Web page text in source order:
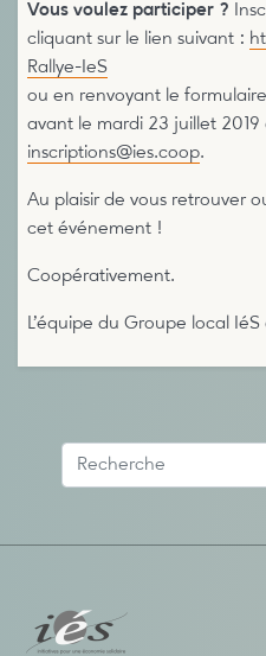
Vous voulez participer ?
cliquant sur le lien suivant :
Rallye-IeS
ou en renvoyant le formulaire
avant le mardi 23 juillet 2019
inscriptions@ies.coop.
Au plaisir de vous retrouver
cet événement !
Coopérativement.
L’équipe du Groupe local